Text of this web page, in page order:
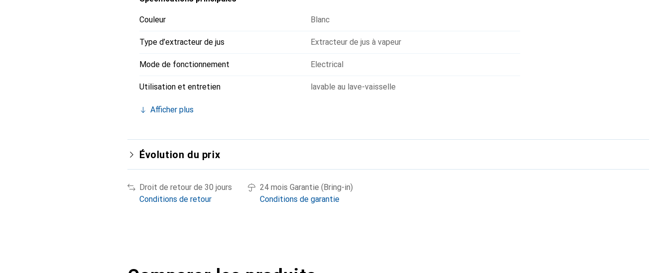
Couleur Blanc
Type d’extracteur de jus Extracteur de jus à vapeur
Mode de fonctionnement Electrical
Utilisation et entretien lavable au lave-vaisselle
Afficher plus
Évolution du prix
Droit de retour de 30 jours
Conditions de retour
24 mois Garantie (Bring-in)
Conditions de garantie